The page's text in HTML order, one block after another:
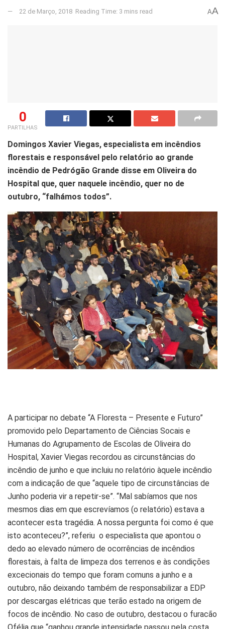
22 de Março, 2018 Reading Time: 3 mins read AA
0
PARTILHAS
Domingos Xavier Viegas, especialista em incêndios
florestais e responsável pelo relatório ao grande
incêndio de Pedrógão Grande disse em Oliveira do
Hospital que, quer naquele incêndio, quer no de
outubro, “falhámos todos”.
A participar no debate “A Floresta – Presente e Futuro”
promovido pelo Departamento de Ciências Socais e
Humanas do Agrupamento de Escolas de Oliveira do
Hospital, Xavier Viegas recordou as circunstâncias do
incêndio de junho e que incluiu no relatório àquele incêndio
com a indicação de que “aquele tipo de circunstâncias de
Junho poderia vir a repetir-se”. “Mal sabíamos que nos
mesmos dias em que escrevíamos (o relatório) estava a
acontecer esta tragédia. A nossa pergunta foi como é que
isto aconteceu?”, referiu o especialista que apontou o
dedo ao elevado número de ocorrências de incêndios
florestais, à falta de limpeza dos terrenos e às condições
excecionais do tempo que foram comuns a junho e a
outubro, não deixando também de responsabilizar a EDP
por descargas elétricas que terão estado na origem de
focos de incêndio. No caso de outubro, destacou o furacão